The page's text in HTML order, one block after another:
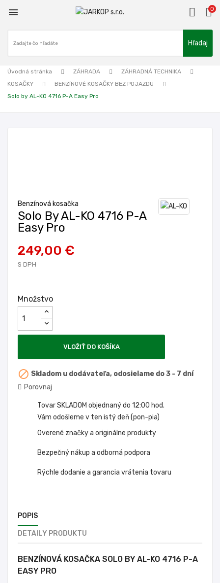
 0
Hľadaj
Úvodná stránka ZÁHRADA
ZÁHRADNÁ TECHNIKA
KOSAČKY
BENZÍNOVÉ KOSAČKY BEZ POJAZDU
Solo by AL-KO 4716 P-A Easy Pro
Benzínová kosačka
Solo By AL-KO 4716 P-A
Easy Pro
249,00 €
S DPH
Množstvo
VLOŽIŤ DO KOŠÍKA
 Skladom u dodávateľa, odosielame do 3 - 7 dní
Porovnaj
Tovar SKLADOM objednaný do 12:00 hod.
Vám odošleme v ten istý deň (pon-pia)
Overené značky a originálne produkty
Bezpečný nákup a odborná podpora
Rýchle dodanie a garancia vrátenia tovaru
POPIS
DETAILY PRODUKTU
BENZÍNOVÁ KOSAČKA SOLO BY AL-KO 4716 P-A
EASY PRO